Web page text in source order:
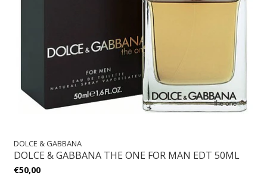
DOLCE & GABBANA
DOLCE & GABBANA THE ONE FOR MAN EDT 50ML
€50,00